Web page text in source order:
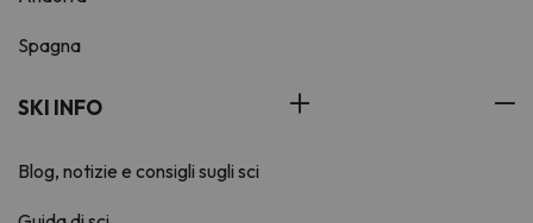
Spagna
SKI INFO
Blog, notizie e consigli sugli sci